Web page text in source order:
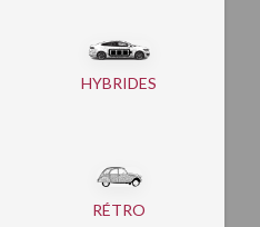
HYBRIDES
RÉTRO